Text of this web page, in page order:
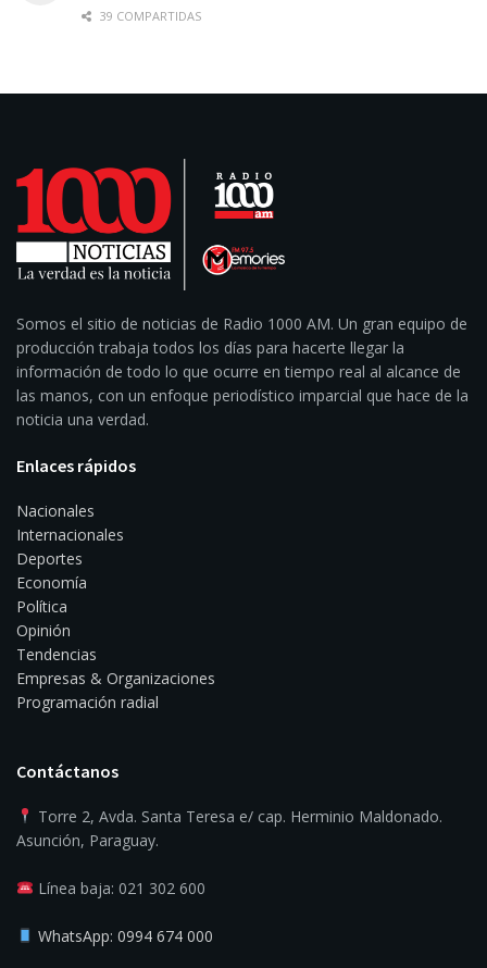
39 COMPARTIDAS
Somos el sitio de noticias de Radio 1000 AM. Un gran equipo de
producción trabaja todos los días para hacerte llegar la
información de todo lo que ocurre en tiempo real al alcance de
las manos, con un enfoque periodístico imparcial que hace de la
noticia una verdad.
Enlaces rápidos
Nacionales
Internacionales
Deportes
Economía
Política
Opinión
Tendencias
Empresas & Organizaciones
Programación radial
Contáctanos
Torre 2, Avda. Santa Teresa e/ cap. Herminio Maldonado.
Asunción, Paraguay.
Línea baja: 021 302 600
WhatsApp: 0994 674 000